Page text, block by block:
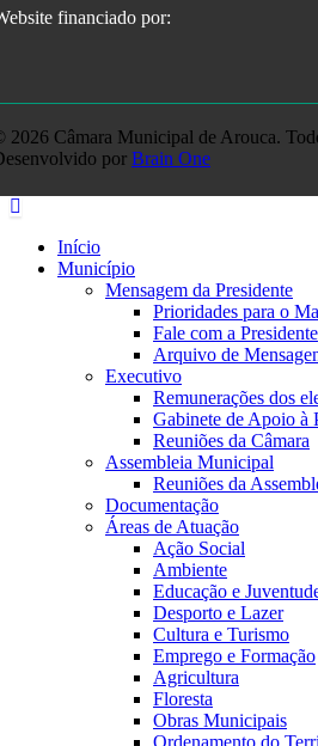
2026 Câmara Municipal de Arouca.
por Brain One
Início
Município
Mensagem da Presidente
Prioridades para o
Fale com a Presidente
Arquivo de
Executivo
Remunerações dos
Gabinete de Apoio à
Reuniões da Câmara
Assembleia Municipal
Reuniões da
Documentação
Áreas de Atuação
Ação Social
Ambiente
Educação e
Desporto e Lazer
Cultura e Turismo
Emprego e Formação
Agricultura
Floresta
Obras Municipais